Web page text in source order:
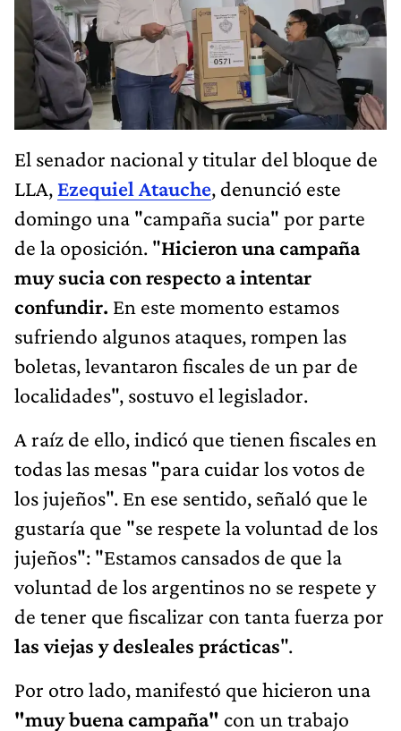
El senador nacional y titular del bloque de
LLA, Ezequiel Atauche, denunció este
domingo una "campaña sucia" por parte
de la oposición. "Hicieron una campaña
muy sucia con respecto a intentar
confundir. En este momento estamos
sufriendo algunos ataques, rompen las
boletas, levantaron fiscales de un par de
localidades", sostuvo el legislador.
A raíz de ello, indicó que tienen fiscales en
todas las mesas "para cuidar los votos de
los jujeños". En ese sentido, señaló que le
gustaría que "se respete la voluntad de los
jujeños": "Estamos cansados de que la
voluntad de los argentinos no se respete y
de tener que fiscalizar con tanta fuerza por
las viejas y desleales prácticas".
Por otro lado, manifestó que hicieron una
"muy buena campaña" con un trabajo